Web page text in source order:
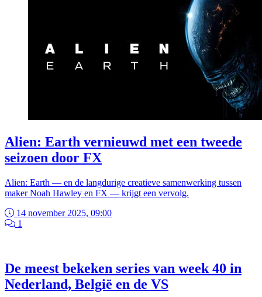
Alien: Earth vernieuwd met een tweede
seizoen door FX
Alien: Earth — en de langdurige creatieve samenwerking tussen
maker Noah Hawley en FX — krijgt een vervolg.
14 november 2025, 09:00
1
De meest bekeken series van week 40 in
Nederland, België en de VS